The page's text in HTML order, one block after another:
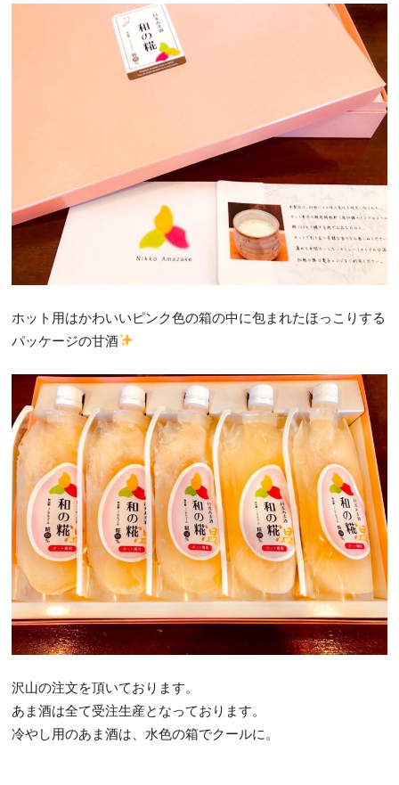
ホット用はかわいいピンク色の箱の中に包まれたほっこりする
パッケージの甘酒
沢山の注文を頂いております。
あま酒は全て受注生産となっております。
冷やし用のあま酒は、水色の箱でクールに。